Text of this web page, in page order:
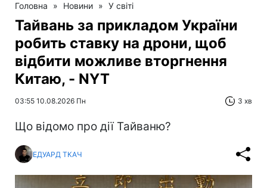
Головна » Новини » У світі
Тайвань за прикладом України
робить ставку на дрони, щоб
відбити можливе вторгнення
Китаю, - NYT
03:55 10.08.2026 Пн 3 хв
Що відомо про дії Тайваню?
ЕДУАРД ТКАЧ